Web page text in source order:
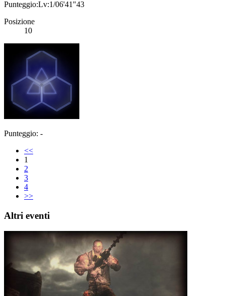
Punteggio:Lv:1/06'41"43
Posizione
10
Punteggio: -
<<
1
2
3
4
>>
Altri eventi